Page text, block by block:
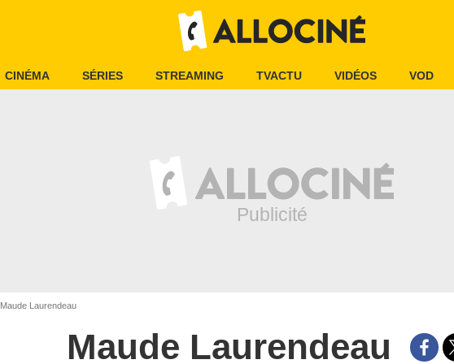
CINÉMA SÉRIES STREAMING TVACTU VIDÉOS VOD
Maude Laurendeau
Maude Laurendeau